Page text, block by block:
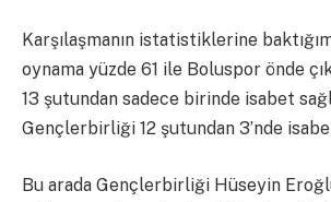
Karşılaşmanın istatistiklerine
oynama yüzde 61 ile Boluspor önde
13 şutundan sadece birinde isabet
Gençlerbirliği 12 şutundan 3’nde
Bu arada Gençlerbirliği Hüseyin